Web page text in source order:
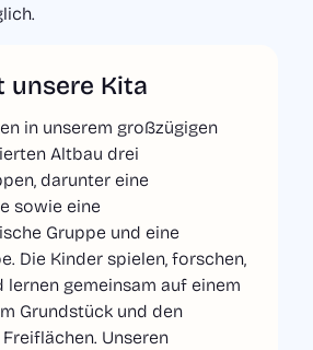
Sprache
e. V.
unsere Kita
in unserem großzügigen
Altbau drei
darunter eine
sowie eine
Gruppe und eine
Die Kinder spielen, forschen,
lernen gemeinsam auf einem
Grundstück und den
Unseren